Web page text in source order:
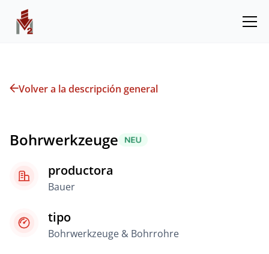
Volver a la descripción general
Bohrwerkzeuge
productora
Bauer
tipo
Bohrwerkzeuge & Bohrrohre